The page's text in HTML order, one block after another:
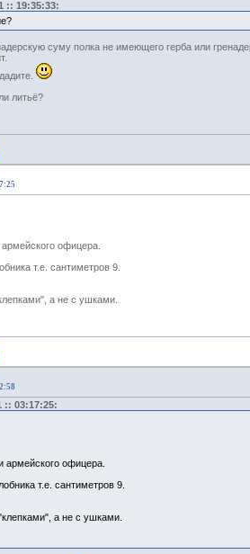
:: 19:35:33:
суму полка не имеющего герба или
литьё?
офицера.
т.е. сантиметров 9.
а не с ушками.
:: 03:17:25:
армейского офицера.
т.е. сантиметров 9.
а не с ушками.